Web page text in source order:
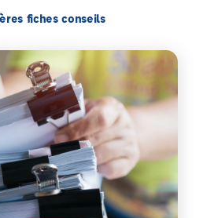
fiches conseils